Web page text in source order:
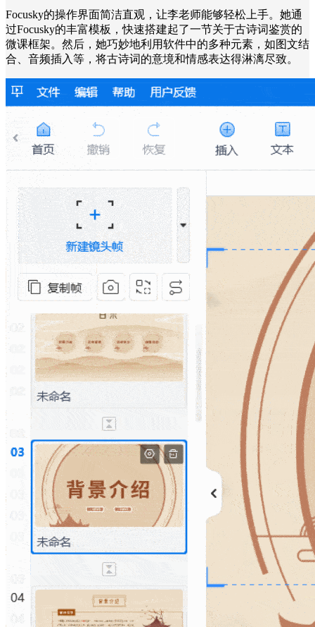
Focusky的操作界面简洁直观，让李老师能够轻松上手。她通
过Focusky的丰富模板，快速搭建起了一节关于古诗词鉴赏的
微课框架。然后，她巧妙地利用软件中的多种元素，如图文结
合、音频插入等，将古诗词的意境和情感表达得淋漓尽致。